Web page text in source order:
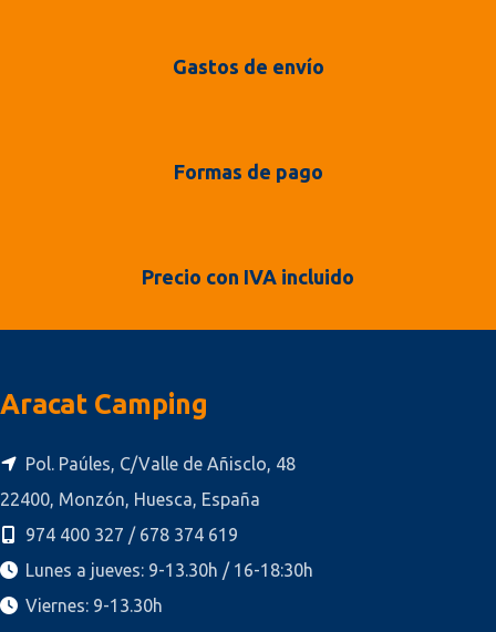
Gastos de envío
Formas de pago
Precio con IVA incluido
Aracat Camping
Pol. Paúles, C/Valle de Añisclo, 48
22400, Monzón, Huesca, España
974 400 327 / 678 374 619
Lunes a jueves: 9-13.30h / 16-18:30h
Viernes: 9-13.30h